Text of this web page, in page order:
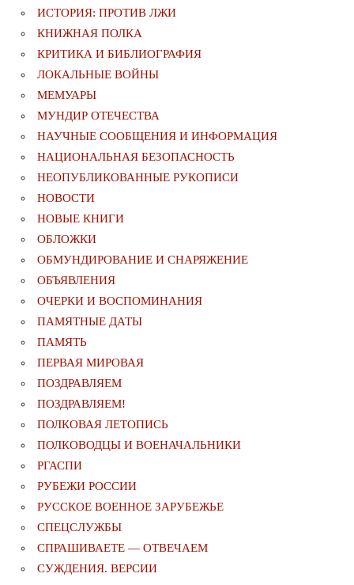
ИСТОРИЯ: ПРОТИВ ЛЖИ
КНИЖНАЯ ПОЛКА
КРИТИКА И БИБЛИОГРАФИЯ
ЛОКАЛЬНЫЕ ВОЙНЫ
МЕМУАРЫ
МУНДИР ОТЕЧЕСТВА
НАУЧНЫЕ СООБЩЕНИЯ И ИНФОРМАЦИЯ
НАЦИОНАЛЬНАЯ БЕЗОПАСНОСТЬ
НЕОПУБЛИКОВАННЫЕ РУКОПИСИ
НОВОСТИ
НОВЫЕ КНИГИ
ОБЛОЖКИ
ОБМУНДИРОВАНИЕ И СНАРЯЖЕНИЕ
ОБЪЯВЛЕНИЯ
ОЧЕРКИ И ВОСПОМИНАНИЯ
ПАМЯТНЫЕ ДАТЫ
ПАМЯТЬ
ПЕРВАЯ МИРОВАЯ
ПОЗДРАВЛЯЕМ
ПОЗДРАВЛЯЕМ!
ПОЛКОВАЯ ЛЕТОПИСЬ
ПОЛКОВОДЦЫ И ВОЕНАЧАЛЬНИКИ
РГАСПИ
РУБЕЖИ РОССИИ
РУССКОЕ ВОЕННОЕ ЗАРУБЕЖЬЕ
СПЕЦСЛУЖБЫ
СПРАШИВАЕТЕ — ОТВЕЧАЕМ
СУЖДЕНИЯ. ВЕРСИИ